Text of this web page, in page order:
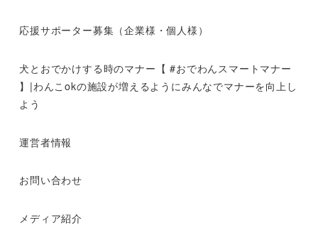
応援サポーター募集（企業様・個人様）
犬とおでかけする時のマナー【 #おでわんスマートマナー
】|わんこokの施設が増えるようにみんなでマナーを向上し
よう
運営者情報
お問い合わせ
メディア紹介